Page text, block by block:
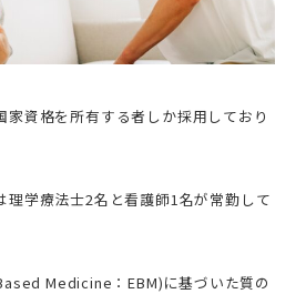
家資格を所有する者しか採用しており
理学療法士2名と看護師1名が常勤して
Medicine：EBM)に基づいた質の